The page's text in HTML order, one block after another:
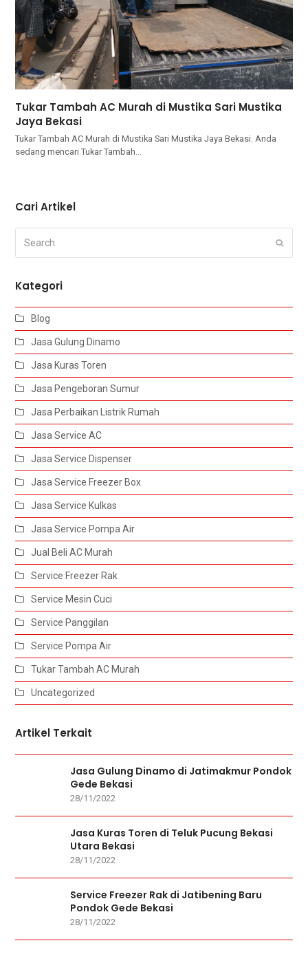
Tukar Tambah AC Murah di Mustika Sari Mustika
Jaya Bekasi
Tukar Tambah AC Murah di Mustika Sari Mustika Jaya Bekasi. Andа
ѕеdаng mencari Tukar Tambah…
Cari Artikel
Kategori
Blog
Jasa Gulung Dinamo
Jasa Kuras Toren
Jasa Pengeboran Sumur
Jasa Perbaikan Listrik Rumah
Jasa Service AC
Jasa Service Dispenser
Jasa Service Freezer Box
Jasa Service Kulkas
Jasa Service Pompa Air
Jual Beli AC Murah
Service Freezer Rak
Service Mesin Cuci
Service Panggilan
Service Pompa Air
Tukar Tambah AC Murah
Uncategorized
Artikel Terkait
Jasa Gulung Dinamo di Jatimakmur Pondok
Gede Bekasi
28/11/2022
Jasa Kuras Toren di Teluk Pucung Bekasi
Utara Bekasi
28/11/2022
Service Freezer Rak di Jatibening Baru
Pondok Gede Bekasi
28/11/2022